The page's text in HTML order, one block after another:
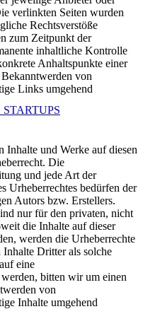
verlinkten Seiten wurden
Rechtsverstöße
zum Zeitpunkt der
inhaltliche Kontrolle
Anhaltspunkte einer
von
Links umgehend
Inhalte und Werke auf diesen
Die
und jede Art der
Urheberrechtes bedürfen der
Autors bzw. Erstellers.
nur für den privaten, nicht
die Inhalte auf dieser
werden die Urheberrechte
Inhalte Dritter als solche
eine
bitten wir um einen
von
Inhalte umgehend